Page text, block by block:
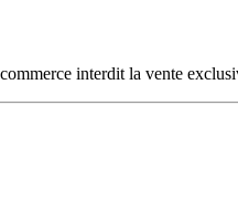
interdit la vente